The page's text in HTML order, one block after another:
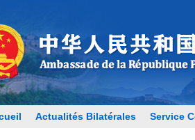
Actualités Bilatérales Service